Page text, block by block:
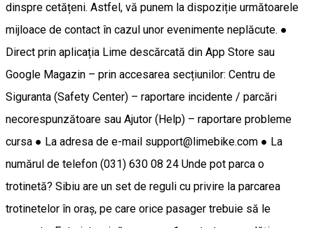
dinspre cetățeni. Astfel, vă punem la dispoziție următoarele
mijloace de contact în cazul unor evenimente neplăcute. ●
Direct prin aplicația Lime descărcată din App Store sau
Google Magazin – prin accesarea secțiunilor: Centru de
Siguranta (Safety Center) – raportare incidente / parcări
necorespunzătoare sau Ajutor (Help) – raportare probleme
cursa ● La adresa de e-mail support@limebike.com ● La
numărul de telefon (031) 630 08 24 Unde pot parca o
trotinetă? Sibiu are un set de reguli cu privire la parcarea
trotinetelor în oraș, pe care orice pasager trebuie să le